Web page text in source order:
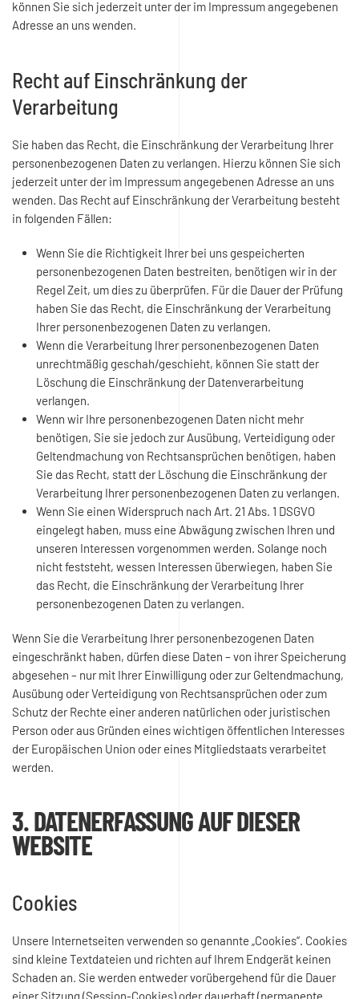
können Sie sich jederzeit unter der im Impressum angegebenen
Adresse an uns wenden.
Recht auf Einschränkung der
Verarbeitung
Sie haben das Recht, die Einschränkung der Verarbeitung Ihrer
personenbezogenen Daten zu verlangen. Hierzu können Sie sich
jederzeit unter der im Impressum angegebenen Adresse an uns
wenden. Das Recht auf Einschränkung der Verarbeitung besteht
in folgenden Fällen:
Wenn Sie die Richtigkeit Ihrer bei uns gespeicherten
personenbezogenen Daten bestreiten, benötigen wir in der
Regel Zeit, um dies zu überprüfen. Für die Dauer der Prüfung
haben Sie das Recht, die Einschränkung der Verarbeitung
Ihrer personenbezogenen Daten zu verlangen.
Wenn die Verarbeitung Ihrer personenbezogenen Daten
unrechtmäßig geschah/geschieht, können Sie statt der
Löschung die Einschränkung der Datenverarbeitung
verlangen.
Wenn wir Ihre personenbezogenen Daten nicht mehr
benötigen, Sie sie jedoch zur Ausübung, Verteidigung oder
Geltendmachung von Rechtsansprüchen benötigen, haben
Sie das Recht, statt der Löschung die Einschränkung der
Verarbeitung Ihrer personenbezogenen Daten zu verlangen.
Wenn Sie einen Widerspruch nach Art. 21 Abs. 1 DSGVO
eingelegt haben, muss eine Abwägung zwischen Ihren und
unseren Interessen vorgenommen werden. Solange noch
nicht feststeht, wessen Interessen überwiegen, haben Sie
das Recht, die Einschränkung der Verarbeitung Ihrer
personenbezogenen Daten zu verlangen.
Wenn Sie die Verarbeitung Ihrer personenbezogenen Daten
eingeschränkt haben, dürfen diese Daten – von ihrer Speicherung
abgesehen – nur mit Ihrer Einwilligung oder zur Geltendmachung,
Ausübung oder Verteidigung von Rechtsansprüchen oder zum
Schutz der Rechte einer anderen natürlichen oder juristischen
Person oder aus Gründen eines wichtigen öffentlichen Interesses
der Europäischen Union oder eines Mitgliedstaats verarbeitet
werden.
3. DATENERFASSUNG AUF DIESER
WEBSITE
Cookies
Unsere Internetseiten verwenden so genannte „Cookies“. Cookies
sind kleine Textdateien und richten auf Ihrem Endgerät keinen
Schaden an. Sie werden entweder vorübergehend für die Dauer
einer Sitzung (Session-Cookies) oder dauerhaft (permanente